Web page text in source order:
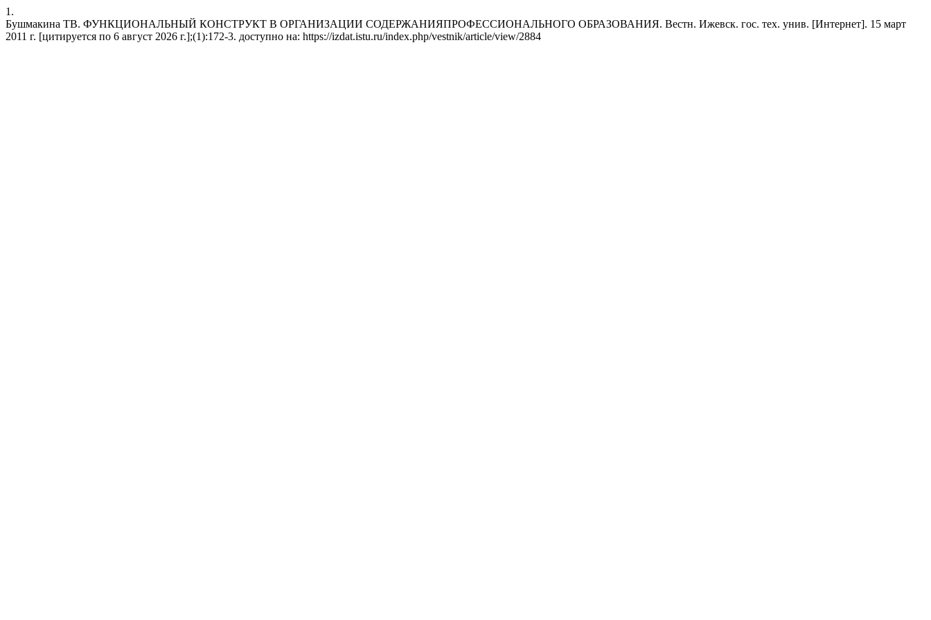
1.
Бушмакина ТВ. ФУНКЦИОНАЛЬНЫЙ КОНСТРУКТ В ОРГАНИЗАЦИИ СОДЕРЖАНИЯПРОФЕССИОНАЛЬНОГО ОБРАЗОВАНИЯ. Вестн. Ижевск. гос. тех. унив. [Интернет]. 15 март
2011 г. [цитируется по 6 август 2026 г.];(1):172-3. доступно на: https://izdat.istu.ru/index.php/vestnik/article/view/2884